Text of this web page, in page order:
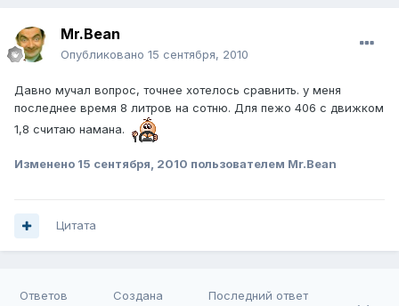
Mr.Bean
Опубликовано 15 сентября, 2010
Давно мучал вопрос, точнее хотелось сравнить. у меня
последнее время 8 литров на сотню. Для пежо 406 с движком
1,8 считаю намана.
Изменено 15 сентября, 2010 пользователем Mr.Bean
Цитата
Ответов Создана Последний ответ